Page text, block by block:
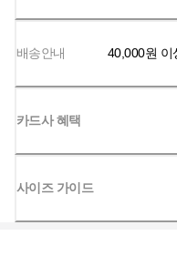
배송안내 40,000원 이
카드사 혜택
사이즈 가이드